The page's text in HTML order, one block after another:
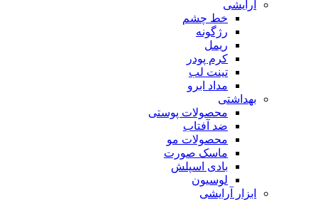
آرایشی
خط چشم
رژگونه
ریمل
کرم پودر
تینت لب
مداد ابرو
بهداشتی
محصولات پوستی
ضد آفتاب
محصولات مو
ماسک صورت
بادی اسپلش
لوسیون
ابزار آرایشی